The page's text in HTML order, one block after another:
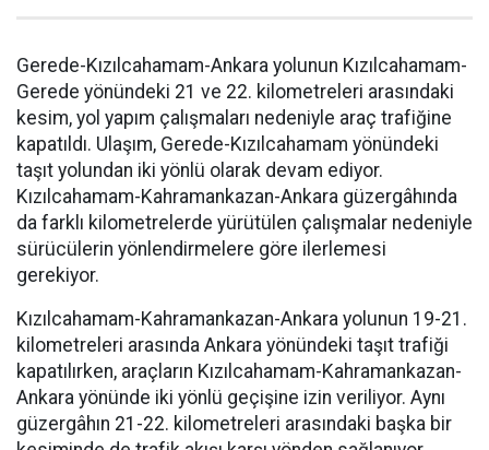
Gerede-Kızılcahamam-Ankara yolunun Kızılcahamam-
Gerede yönündeki 21 ve 22. kilometreleri arasındaki
kesim, yol yapım çalışmaları nedeniyle araç trafiğine
kapatıldı. Ulaşım, Gerede-Kızılcahamam yönündeki
taşıt yolundan iki yönlü olarak devam ediyor.
Kızılcahamam-Kahramankazan-Ankara güzergâhında
da farklı kilometrelerde yürütülen çalışmalar nedeniyle
sürücülerin yönlendirmelere göre ilerlemesi
gerekiyor.
Kızılcahamam-Kahramankazan-Ankara yolunun 19-21.
kilometreleri arasında Ankara yönündeki taşıt trafiği
kapatılırken, araçların Kızılcahamam-Kahramankazan-
Ankara yönünde iki yönlü geçişine izin veriliyor. Aynı
güzergâhın 21-22. kilometreleri arasındaki başka bir